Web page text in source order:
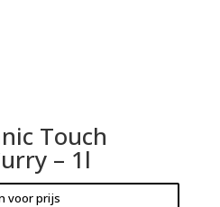
Touch
– 1l
voor prijs